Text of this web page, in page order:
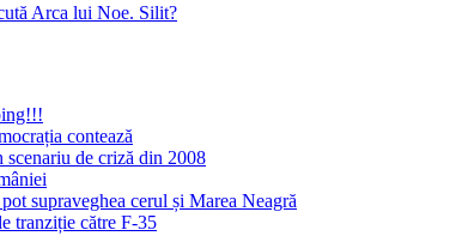
Arca lui Noe. Silit?
contează
scenariu de criză din 2008
supraveghea cerul și Marea Neagră
tranziție către F-35